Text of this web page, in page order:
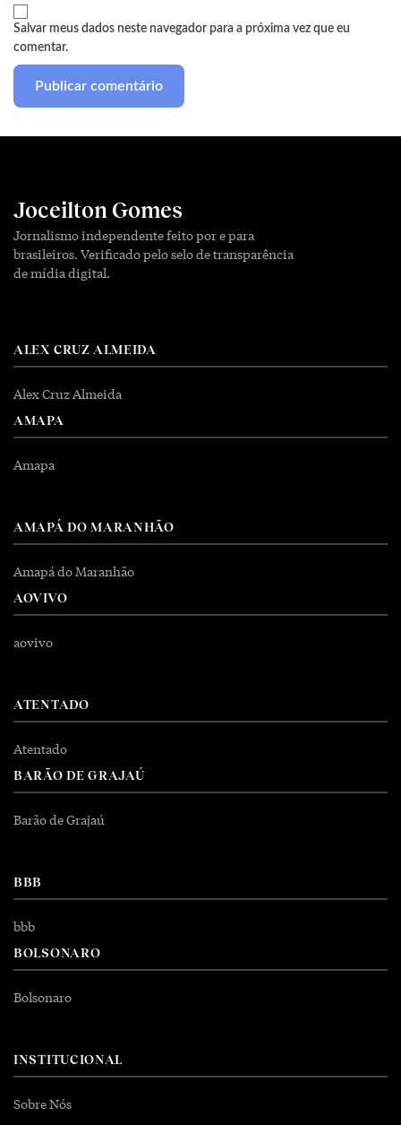
Salvar meus dados neste navegador para a próxima vez que eu
comentar.
Joceilton Gomes
Jornalismo independente feito por e para
brasileiros. Verificado pelo selo de transparência
de mídia digital.
ALEX CRUZ ALMEIDA
Alex Cruz Almeida
AMAPA
Amapa
AMAPÁ DO MARANHÃO
Amapá do Maranhão
AOVIVO
aovivo
ATENTADO
Atentado
BARÃO DE GRAJAÚ
Barão de Grajaú
BBB
bbb
BOLSONARO
Bolsonaro
INSTITUCIONAL
Sobre Nós